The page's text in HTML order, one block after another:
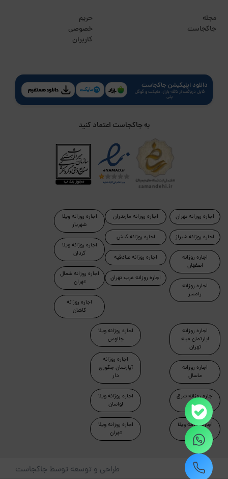
مجله
جاکجاست
حریم
خصوصی
کاربران
دانلود اپلیکیشن جاکجاست
قابل دریافت از کافه بازار، مایکت و گوگل
پلی
به جاکجاست اعتماد کنید
اجاره روزانه تهران
اجاره روزانه شیراز
اجاره روزانه
اصفهان
اجاره روزانه
رامسر
اجاره روزانه مازندران
اجاره روزانه کیش
اجاره روزانه صادقیه
اجاره روزانه غرب تهران
اجاره روزانه ویلا
شهریار
اجاره روزانه ویلا
کردان
اجاره روزانه شمال
تهران
اجاره روزانه
کاشان
اجاره روزانه
آپارتمان مبله
تهران
اجاره روزانه
ماسال
اجاره روزانه شرق
تهران
اجاره روزانه ویلا
دماوند
اجاره روزانه ویلا
چالوس
اجاره روزانه
آپارتمان جکوزی
دار
اجاره روزانه ویلا
لواسان
اجاره روزانه ویلا
تهران
طراحی و توسعه توسط جاکجاست